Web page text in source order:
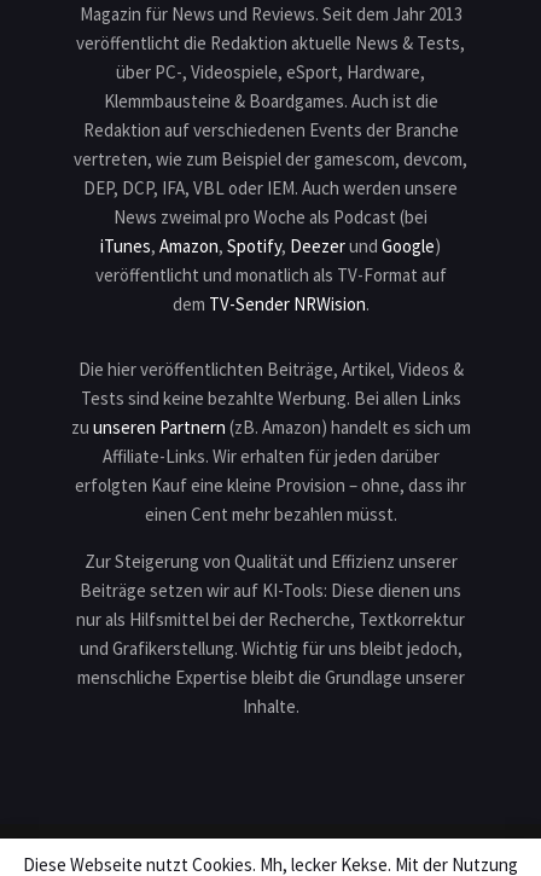
Magazin für News und Reviews. Seit dem Jahr 2013
veröffentlicht die Redaktion aktuelle News & Tests,
über PC-, Videospiele, eSport, Hardware,
Klemmbausteine & Boardgames. Auch ist die
Redaktion auf verschiedenen Events der Branche
vertreten, wie zum Beispiel der gamescom, devcom,
DEP, DCP, IFA, VBL oder IEM. Auch werden unsere
News zweimal pro Woche als Podcast (bei
iTunes, Amazon, Spotify, Deezerund Google)
veröffentlicht und monatlich als TV-Format auf
dem TV-Sender NRWision.
Die hier veröffentlichten Beiträge, Artikel, Videos &
Tests sind keine bezahlte Werbung. Bei allen Links
zu unseren Partnern (zB. Amazon) handelt es sich um
Affiliate-Links. Wir erhalten für jeden darüber
erfolgten Kauf eine kleine Provision – ohne, dass ihr
einen Cent mehr bezahlen müsst.
Zur Steigerung von Qualität und Effizienz unserer
Beiträge setzen wir auf KI-Tools: Diese dienen uns
nur als Hilfsmittel bei der Recherche, Textkorrektur
und Grafikerstellung. Wichtig für uns bleibt jedoch,
menschliche Expertise bleibt die Grundlage unserer
Inhalte.
Impressum Datenschutz Karriere Teilnahmebedingungen
Diese Webseite nutzt Cookies. Mh, lecker Kekse. Mit der Nutzung